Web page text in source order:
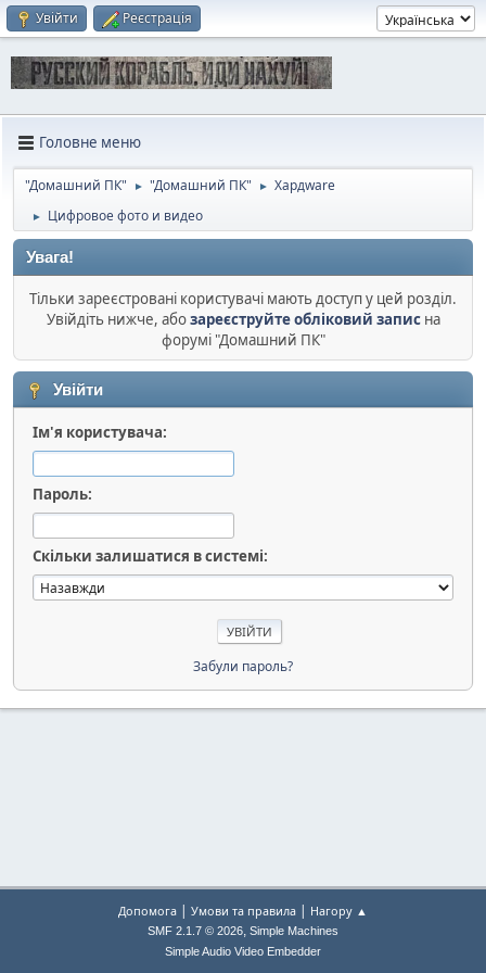
Увійти Реєстрація
Головне меню
"Домашний ПК" ► "Домашний ПК" ► Хардware
► Цифровое фото и видео
Увага!
Тільки зареєстровані користувачі мають доступ у цей розділ.
Увійдіть нижче, абозареєструйте обліковий записна
форумі "Домашний ПК"
Увійти
Ім'я користувача:
Пароль:
Скільки залишатися в системі:
Забули пароль?
Допомога | Умови та правила | Нагору ▲
SMF 2.1.7 © 2026, Simple Machines
Simple Audio Video Embedder